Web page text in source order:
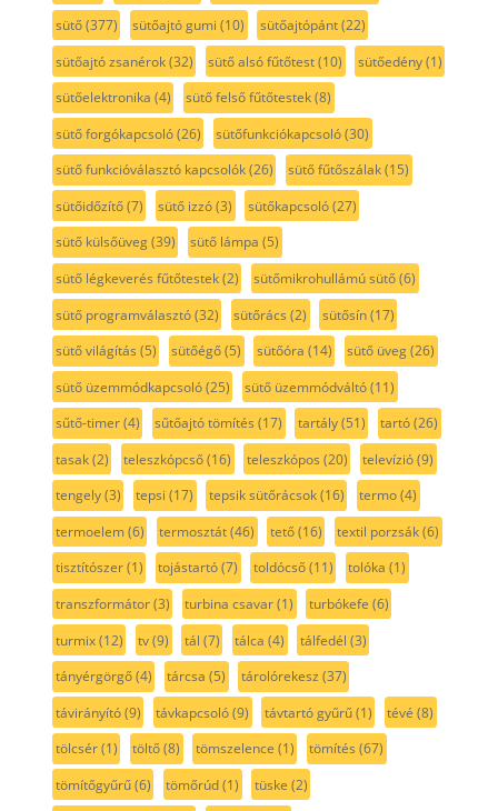
sütő(377) sütőajtó gumi (10) sütőajtópánt(22)
sütőajtó zsanérok(32) sütő alsó fűtőtest(10) sütőedény(1)
sütőelektronika (4) sütő felső fűtőtestek(8)
sütő forgókapcsoló(26) sütőfunkciókapcsoló(30)
sütő funkcióválasztó kapcsolók(26) sütő fűtőszálak(15)
sütőidőzítő(7) sütő izzó(3) sütőkapcsoló(27)
sütő külsőüveg(39) sütő lámpa (5)
sütő légkeverés fűtőtestek(2) sütőmikrohullámú sütő(6)
sütő programválasztó(32) sütőrács (2) sütősín(17)
sütő világítás (5) sütőégő(5) sütőóra (14) sütő üveg(26)
sütő üzemmódkapcsoló(25) sütő üzemmódváltó(11)
sűtő-timer(4) sűtőajtó tömítés (17) tartály(51) tartó(26)
tasak(2) teleszkópcső(16) teleszkópos (20) televízió(9)
tengely(3) tepsi (17) tepsik sütőrácsok(16) termo(4)
termoelem(6) termosztát(46) tető(16) textil porzsák(6)
tisztítószer(1) tojástartó(7) toldócső(11) tolóka (1)
transzformátor(3) turbina csavar(1) turbókefe (6)
turmix(12) tv(9) tál (7) tálca (4) tálfedél (3)
tányérgörgő(4) tárcsa (5) tárolórekesz (37)
távirányító(9) távkapcsoló(9) távtartó gyűrű(1) tévé (8)
tölcsér(1) töltő(8) tömszelence (1) tömítés (67)
tömítőgyűrű(6) tömőrúd(1) tüske (2)